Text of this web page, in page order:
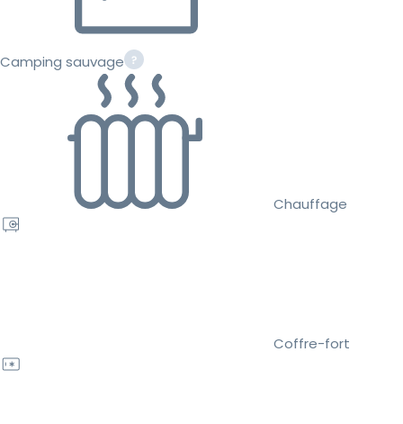
Camping sauvage
Chauffage
Coffre-fort